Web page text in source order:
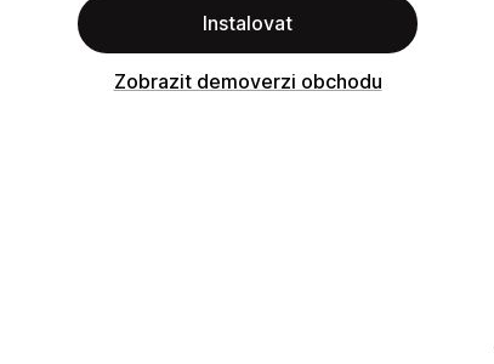
Instalovat
Zobrazit demoverzi obchodu